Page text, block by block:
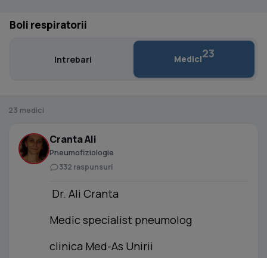
Boli respiratorii
Intrebari Medici23
23 medici
Cranta Ali
Pneumofiziologie
332 raspunsuri
Dr. Ali Cranta
Medic specialist pneumolog
clinica Med-As Unirii